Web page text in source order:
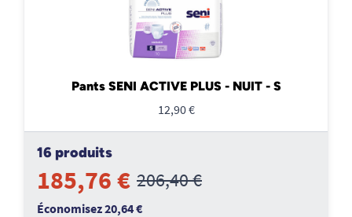
Pants SENI ACTIVE PLUS - NUIT - S
12,90 €
16 produits
185,76 € 206,40 €
Économisez 20,64 €